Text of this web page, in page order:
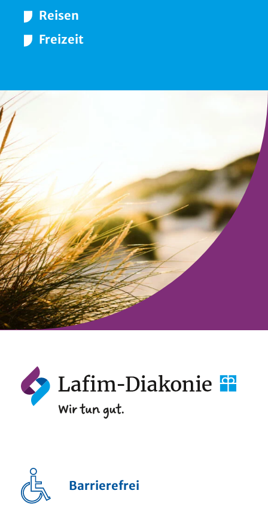
Reisen
Freizeit
Barrierefrei